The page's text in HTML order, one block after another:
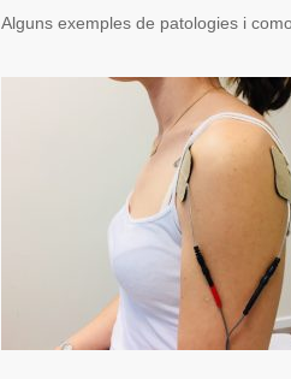
Alguns exemples de patologies i